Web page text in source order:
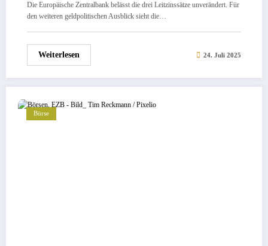
Die Europäische Zentralbank belässt die drei Leitzinssätze unverändert. Für
den weiteren geldpolitischen Ausblick sieht die…
Weiterlesen 24. Juli 2025
Börse